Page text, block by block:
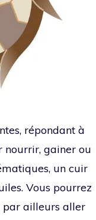
répondant à
nourrir, gainer ou
un cuir
Vous pourrez
ailleurs aller